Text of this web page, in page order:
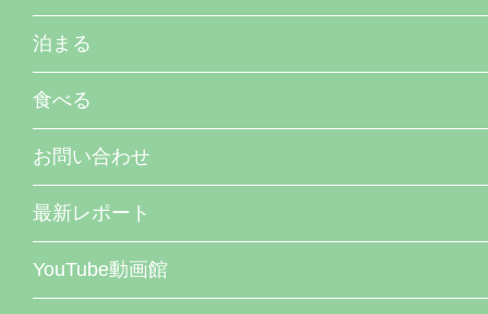
泊まる
食べる
お問い合わせ
最新レポート
YouTube動画館